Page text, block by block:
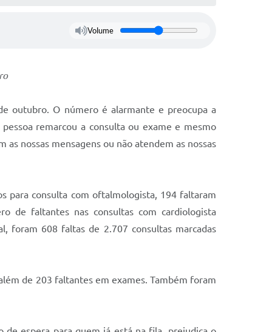
Volume
outubro. O número é alarmante e preocupa a
remarcou a consulta ou exame e mesmo
nossas mensagens ou não atendem as nossas
para consulta com oftalmologista, 194 faltaram
de faltantes nas consultas com cardiologista
foram 608 faltas de 2.707 consultas marcadas
de 203 faltantes em exames. Também foram